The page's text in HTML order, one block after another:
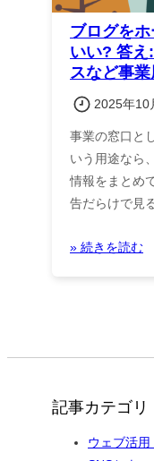
ブログを
いい? 答え
スなど事
2025年10
事業の窓口と
いう用途なら
情報をまとめ
告だらけで見
» 続きを読む
記事カテゴリ
ウェブ活